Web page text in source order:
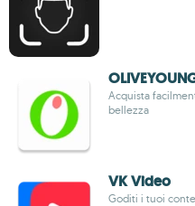
Acquista
bellezza
VK Video
Goditi i tuoi